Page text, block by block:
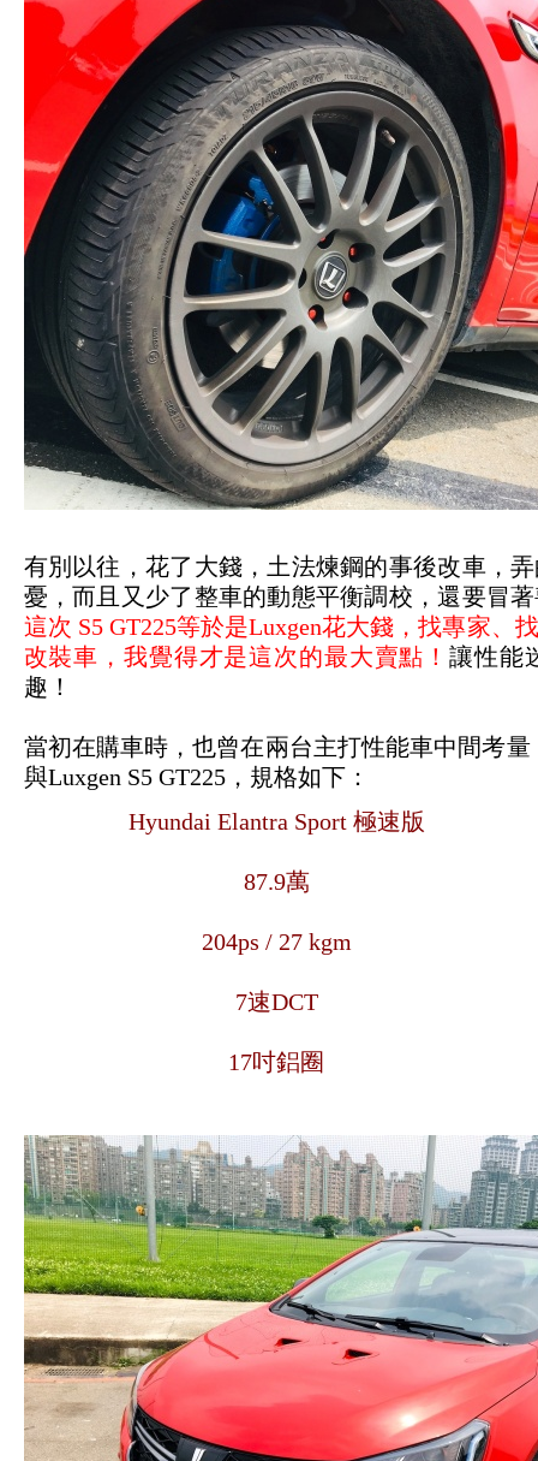
有別以往，花了大錢，土法煉鋼的事後改車，
憂，而且又少了整車的動態平衡調校，還要冒
這次 S5 GT225等於是Luxgen花大錢，找專家、
改裝車，我覺得才是這次的最大賣點！讓性能
趣！
當初在購車時，也曾在兩台主打性能車中間考量
與Luxgen S5 GT225，規格如下：
Hyundai Elantra Sport 極速版
87.9萬
204ps / 27 kgm
7速DCT
17吋鋁圈